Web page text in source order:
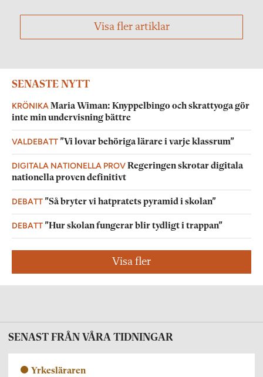
Visa fler artiklar
SENASTE NYTT
KRÖNIKA Maria Wiman: Knyppelbingo och skrattyoga gör
inte min undervisning bättre
VALDEBATT”Vi lovar behöriga lärare i varje klassrum”
DIGITALA NATIONELLA PROVRegeringen skrotar digitala
nationella proven definitivt
DEBATT”Så bryter vi hatpratets pyramid i skolan”
DEBATT”Hur skolan fungerar blir tydligt i trappan”
Visa fler
SENAST FRÅN VÅRA TIDNINGAR
Yrkesläraren